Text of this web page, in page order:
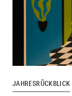
JAHRESRÜCKBLICK